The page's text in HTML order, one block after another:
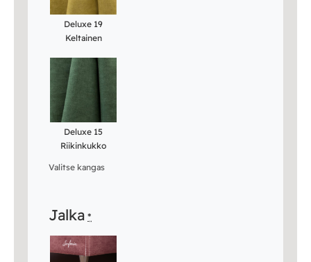
Deluxe 19
Keltainen
Deluxe 15
Riikinkukko
Valitse kangas
Jalka *